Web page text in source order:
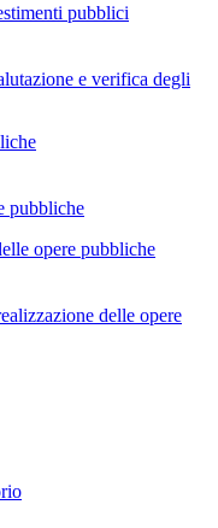
pubblici
e verifica degli
pubbliche
opere pubbliche
delle opere